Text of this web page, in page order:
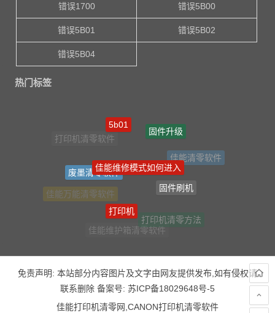
错误1700 错误5B00
错误5B01 错误5B02
错误5B04
热门标签
打印机清零软件
5b01
固件升级
佳能清零软件
佳能万能清零软件
废墨清零软件
佳能维修模式如何进入
打印机清零方法
佳能维护箱清零软件
打印机
免责声明: 本站部分内容图片及文字由网友提供发布,如有侵权请
联系删除 备案号: 苏ICP备18029648号-5
佳能打印机清零网,CANON打印机清零软件